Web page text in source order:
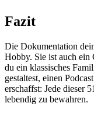
Fazit
Die Dokumentation
Hobby. Sie ist auch ein
du ein klassisches
gestaltest, einen
erschaffst: Jede dieser
lebendig zu bewahren.